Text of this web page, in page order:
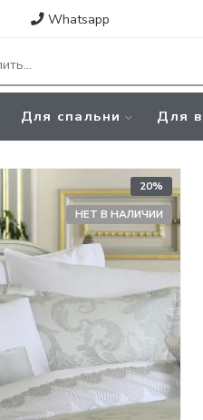
Whatsapp
Для спальни Для
20%
НЕТ В НАЛИЧИИ